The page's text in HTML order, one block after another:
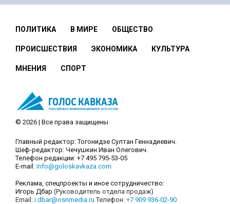
ПОЛИТИКА В МИРЕ ОБЩЕСТВО
ПРОИСШЕСТВИЯ ЭКОНОМИКА КУЛЬТУРА
МНЕНИЯ СПОРТ
© 2026 | Все права защищены
Главный редактор: Тогонидзе Султан Геннадиевич.
Шеф-редактор: Чечушкин Иван Олегович.
Телефон редакции: +7 495 795-53-05
E-mail: info@goloskavkaza.com
Реклама, спецпроекты и иное сотрудничество:
Игорь Дбар (Руководитель отдела продаж)
Email: i.dbar@osnmedia.ru Телефон: +7 909 936-02-90